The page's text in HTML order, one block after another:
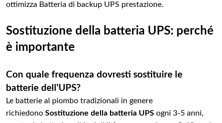
ottimizza Batteria di backup UPS prestazione.
Sostituzione della batteria UPS: perché
è importante
Con quale frequenza dovresti sostituire le
batterie dell'UPS?
Le batterie al piombo tradizionali in genere
richiedono Sostituzione della batteria UPS ogni 3-5 anni,